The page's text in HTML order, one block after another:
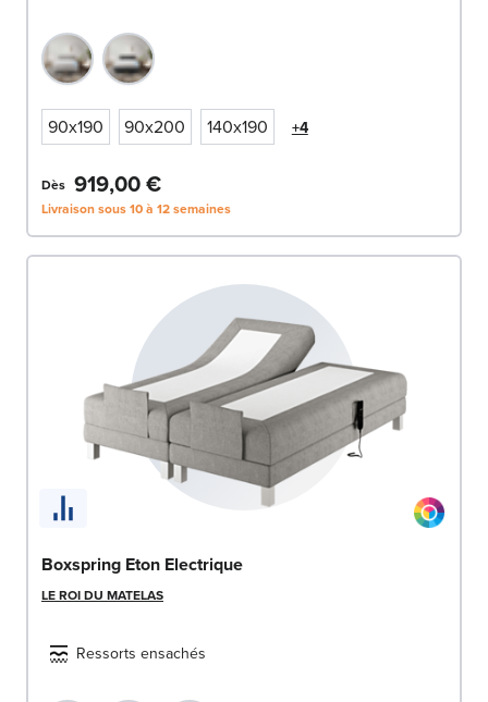
90x190 90x200 140x190 +4
Dès 919,00 €
Livraison sous 10 à 12 semaines
Boxspring Eton Electrique
LE ROI DU MATELAS
Ressorts ensachés